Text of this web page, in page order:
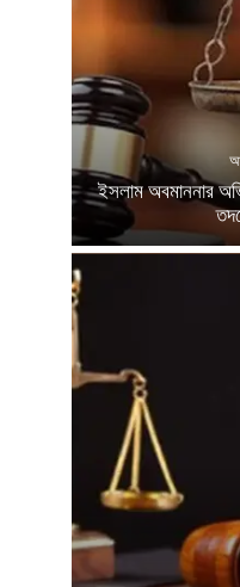
ইসলাম অবমাননার